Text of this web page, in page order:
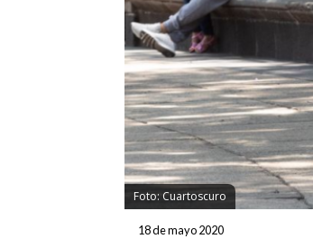
Foto: Cuartoscuro
18 de mayo 2020